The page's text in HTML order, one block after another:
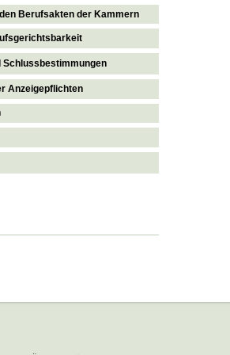
Berufsakten der Kammern
Schlussbestimmungen
Anzeigepflichten